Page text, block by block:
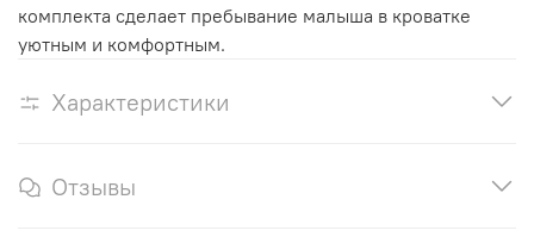
комплекта сделает пребывание малыша в кроватке
уютным и комфортным.
Характеристики
Отзывы